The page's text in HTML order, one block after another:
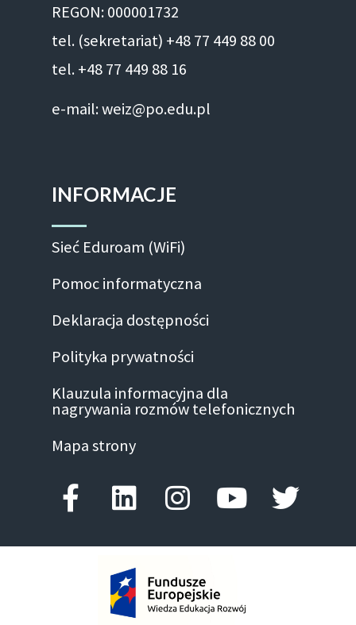
REGON: 000001732
tel. (sekretariat) +48 77 449 88 00
tel. +48 77 449 88 16
e-mail: weiz@po.edu.pl
INFORMACJE
Sieć Eduroam (WiFi)
Pomoc informatyczna
Deklaracja dostępności
Polityka prywatności
Klauzula informacyjna dla
nagrywania rozmów telefonicznych
Mapa strony
Facebook-f
LinkedinInstagram
Youtube